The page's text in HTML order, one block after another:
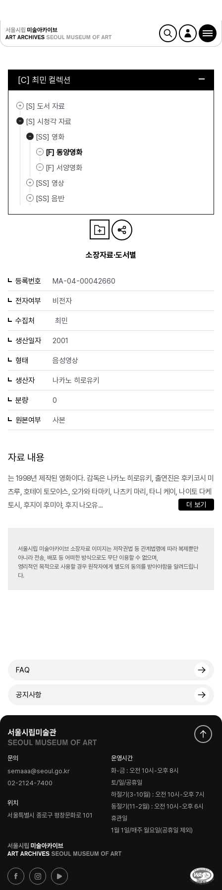
[C] 최민 컬렉션
[S] 도서 자료
[S] 시청각 자료
[SS] 영화
[F] 동양영화
[F] 서양영화
[SS] 영상
[SS] 음반
소장자료·도서별
등록번호 MA-04-00042660
전자여부 비전자
수집처 최민
생산일자 2001
형태 음성영상
생산자 나카노 히로유키
분량 0
원본여부 사본
자료 내용
는 1998년 제작된 영화이다. 감독은 나카노 히로유키, 출연진은 후키코시 미
츠루, 호테이 토모야스, 오가와 타마키, 나츠키 마리, 타니 케이, 나이토 다케
토시, 후지이 후미야, 후지 나오유...
더 보기
서울시립 미술아카이브 소장자료 이미지는 저작권법 등 관계법령에 따라 복제뿐만
아니라 전송, 배포 등 어떠한 방식으로도 무단 이용할 수 없으며,
영리적인 목적으로 사용할 경우 원작자에게 별도의 동의를 받아야함을 알려드립니
다.
FAQ
공지사항
문의
semaaa@seoul.go.kr
02-2124-7400
위치
서울특별시 종로구 평창문화로 101
운영시간
화-금 : 오전 10시-오후 8시
토/일/공휴일
하절기(3-10월) : 오전 10시-오후 7시
동절기(11-2월) : 오전 10시-오후 6시
휴관일
1월 1일/매주 월요일(공휴일 제외)
로
고